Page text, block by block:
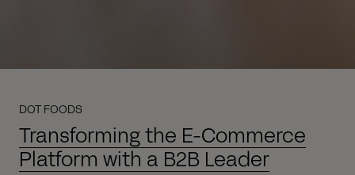
DOT FOODS
Transforming the E-Commerce
Platform with a B2B Leader